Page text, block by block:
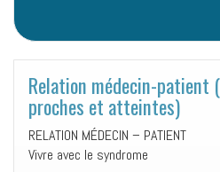
Relation médecin-patient
proches et atteintes)
RELATION MÉDECIN – PATIENT
Vivre avec le syndrome